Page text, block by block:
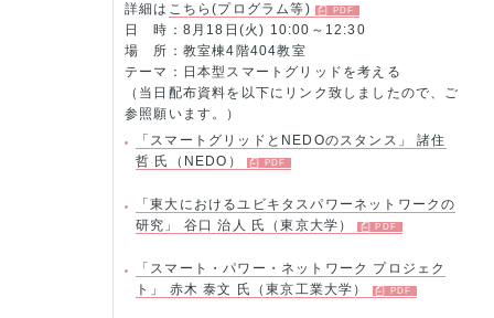
詳細は こちら(プログラム等)
日 時： 8月18日(火) 10:00～12:30
場 所： 教室棟4階404教室
テーマ： 日本型スマートグリッドを考える
（当日配布資料を以下にリンク致しましたので、ご
参照願います。）
「スマートグリッドとNEDOのスタンス」 諸住
哲 氏（NEDO）
「東大におけるユビキタスパワーネットワークの
研究」 谷口 治人 氏（東京大学）
「スマート・パワー・ネットワーク プロジェク
ト」 赤木 泰文 氏（東京工業大学）